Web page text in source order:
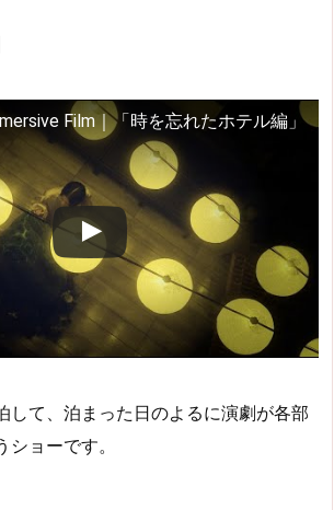
Film｜「時を忘れたホテル編」
して、泊まった日のよるに演劇が各部
ョーです。